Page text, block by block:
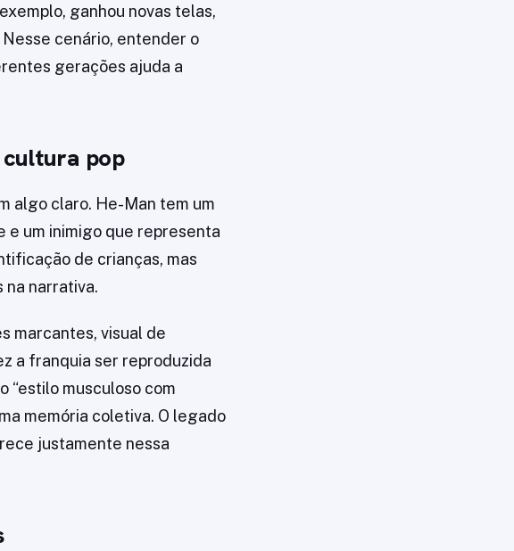
ganhou novas telas,
cenário, entender o
gerações ajuda a
pop
algo claro. He-Man tem um
e um inimigo que representa
de crianças, mas
na narrativa.
marcantes, visual de
a franquia ser reproduzida
“estilo musculoso com
memória coletiva. O legado
justamente nessa